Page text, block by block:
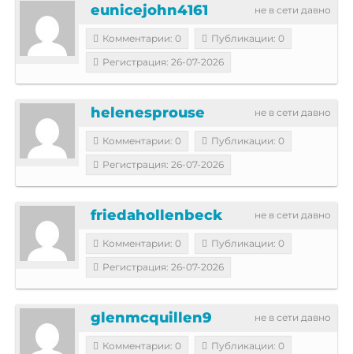
не в сети давно
eunicejohn4161
Комментарии: 0
Публикации: 0
Регистрация: 26-07-2026
не в сети давно
helenesprouse
Комментарии: 0
Публикации: 0
Регистрация: 26-07-2026
не в сети давно
friedahollenbeck
Комментарии: 0
Публикации: 0
Регистрация: 26-07-2026
не в сети давно
glenmcquillen9
Комментарии: 0
Публикации: 0